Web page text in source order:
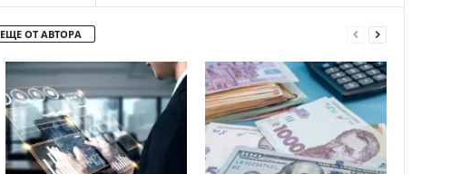
ЕЩЕ ОТ АВТОРА